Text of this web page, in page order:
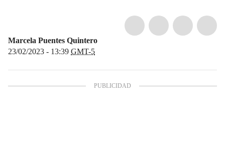
Marcela Puentes Quintero
23/02/2023 - 13:39 GMT-5